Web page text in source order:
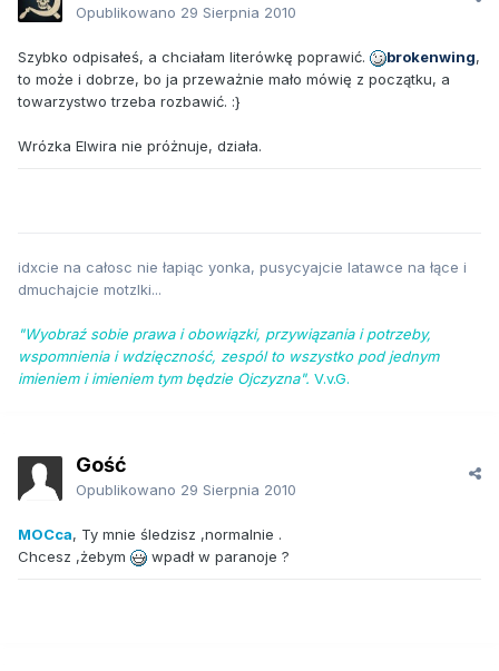
Opublikowano 29 Sierpnia 2010
Szybko odpisałeś, a chciałam literówkę poprawić. brokenwing,
to może i dobrze, bo ja przeważnie mało mówię z początku, a
towarzystwo trzeba rozbawić. :}
Wrózka Elwira nie próżnuje, działa.
idxcie na całosc nie łapiąc yonka, pusycyajcie latawce na łące i
dmuchajcie motzlki...
"Wyobraź sobie prawa i obowiązki, przywiązania i potrzeby,
wspomnienia i wdzięczność, zespól to wszystko pod jednym
imieniem i imieniem tym będzie Ojczyzna". V.v.G.
Gość
Opublikowano 29 Sierpnia 2010
MOCca, Ty mnie śledzisz ,normalnie .
Chcesz ,żebym
wpadł w paranoje ?